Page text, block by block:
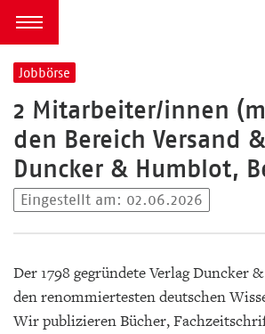
zum Inhalt springen
Menü öffnen
Jobbörse
2 Mitarbeiter/innen
den Bereich Versand
Duncker & Humblot,
Eingestellt am: 02.06.2026
Der 1798 gegründete Verlag Duncker
den renommiertesten deutschen
Wir publizieren Bücher,